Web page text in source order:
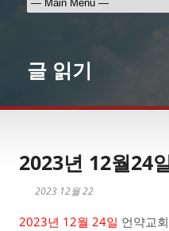
글 읽기
2023년 12월24
2023 12월 22
2023년 12월 24일 언약교